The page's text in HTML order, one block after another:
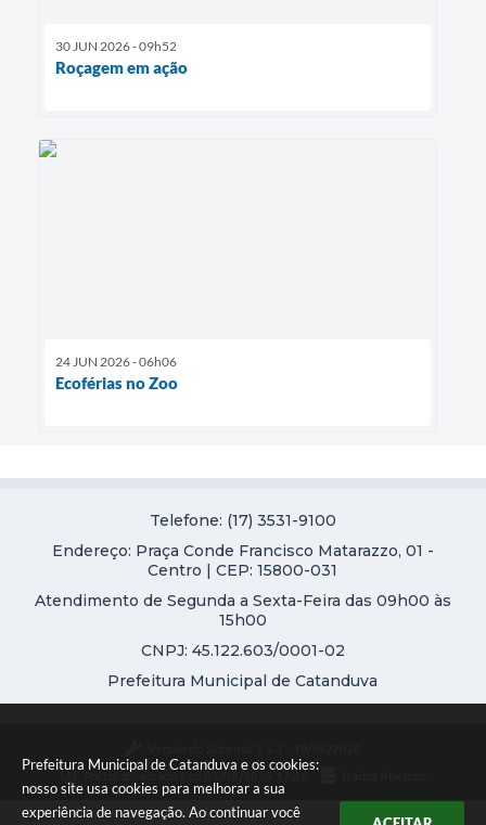
Prefeitura Municipal de Catanduva e os cookies:
nosso site usa cookies para melhorar a sua
experiência de navegação. Ao continuar você
30 JUN 2026 - 09h52
Roçagem em ação
24 JUN 2026 - 06h06
Ecoférias no Zoo
Telefone: (17) 3531-9100
Endereço: Praça Conde Francisco Matarazzo, 01 -
Centro | CEP: 15800-031
Atendimento de Segunda a Sexta-Feira das 09h00 às
15h00
CNPJ: 45.122.603/0001-02
Prefeitura Municipal de Catanduva
Portal atualizado em: